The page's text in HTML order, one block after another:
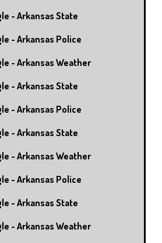
- Arkansas State
- Arkansas Police
- Arkansas Weather
- Arkansas State
- Arkansas Police
- Arkansas State
- Arkansas Weather
- Arkansas Police
- Arkansas State
- Arkansas Weather